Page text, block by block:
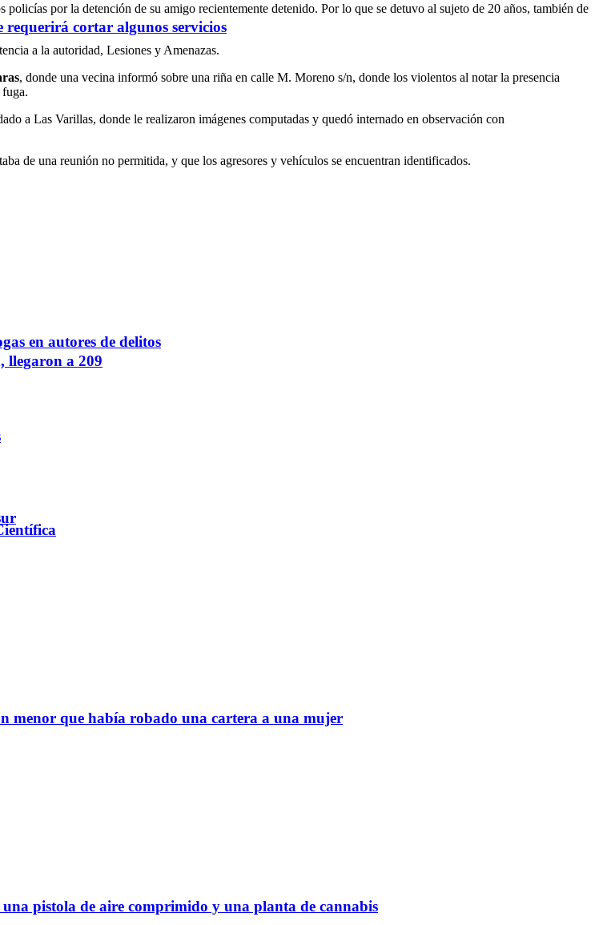
requerirá cortar algunos servicios
en autores de delitos
menor que había robado una cartera a una mujer
pistola de aire comprimido y una planta de cannabis
por la detención de su amigo recientemente detenido. Por lo que se detuvo al sujeto de 20 años, también de
a la autoridad, Lesiones y Amenazas.
, donde una vecina informó sobre una riña en calle M. Moreno s/n, donde los violentos al notar la presencia
a Las Varillas, donde le realizaron imágenes computadas y quedó internado en observación con
de una reunión no permitida, y que los agresores y vehículos se encuentran identificados.
llegaron a 209